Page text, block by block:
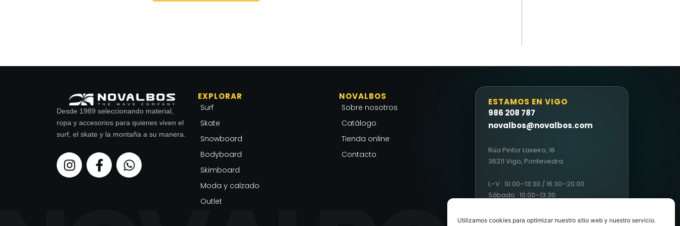
Utilizamos cookies para optimizar nuestro sitio web y nuestro servicio.
Desde 1989 seleccionando material,
ropa y accesorios para quienes viven el
surf, el skate y la montaña a su manera.
I
n
s
F
a
c
W
h
a
EXPLORAR
Surf
Skate
Snowboard
Bodyboard
Skimboard
Moda y calzado
Outlet
NOVALBOS
Sobre nosotros
Catálogo
Tienda online
Contacto
ESTAMOS EN VIGO
986 208 787
novalbos@novalbos.com
Rúa Pintor Laxeiro, 16
36211 Vigo, Pontevedra
L–V · 10:00–13:30 / 16:30–20:00
Sábado · 10:00–13:30